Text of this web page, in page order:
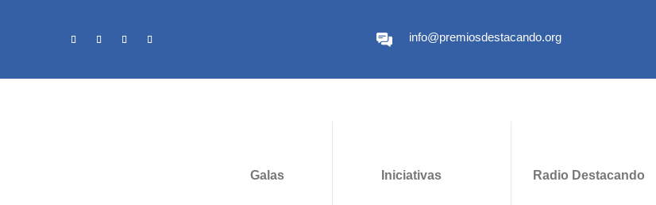
info@premiosdestacando.org
Galas Iniciativas Radio Destacando